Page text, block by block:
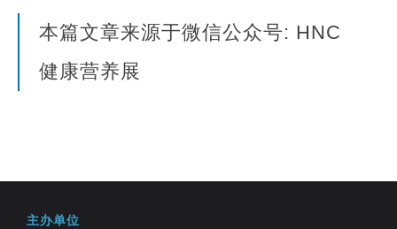
本篇文章来源于微信公众号: HNC
健康营养展
主办单位